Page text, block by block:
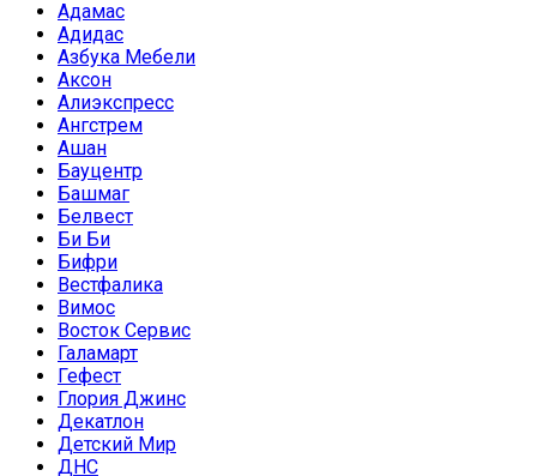
Адамас
Адидас
Азбука Мебели
Аксон
Алиэкспресс
Ангстрем
Ашан
Бауцентр
Башмаг
Белвест
Би Би
Бифри
Вестфалика
Вимос
Восток Сервис
Галамарт
Гефест
Глория Джинс
Декатлон
Детский Мир
ДНС